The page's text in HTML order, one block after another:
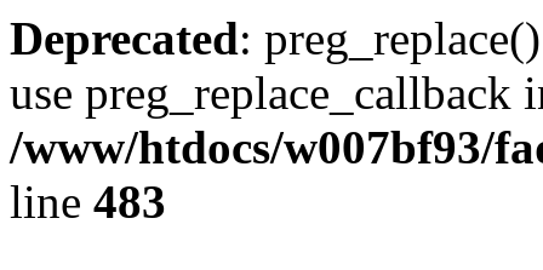
Deprecated:
use preg_replace_callback
/www/htdocs/w007bf93/
line 483